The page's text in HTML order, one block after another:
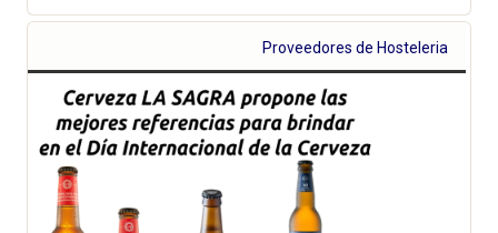
Proveedores de Hosteleria